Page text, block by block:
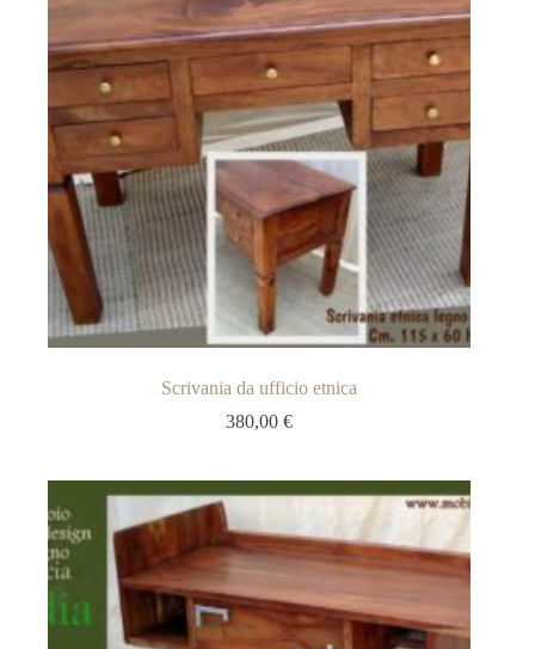
Scrivania da ufficio etnica
380,00€